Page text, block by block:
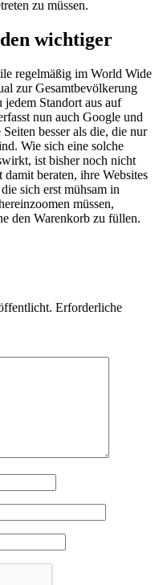
zu müssen.
wichtiger
regelmäßig im World Wide
zur Gesamtbevölkerung
jedem Standort aus auf
nun auch Google und
besser als die, die nur
Wie sich eine solche
ist bisher noch nicht
beraten, ihre Websites
sich erst mühsam in
müssen,
den Warenkorb zu füllen.
Erforderliche